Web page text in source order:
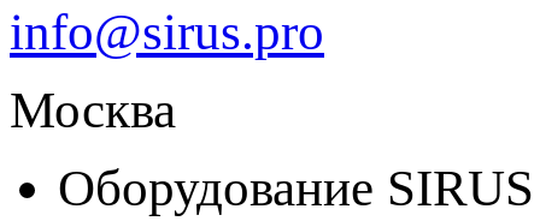
info@sirus.pro
Москва
Оборудование SIRUS